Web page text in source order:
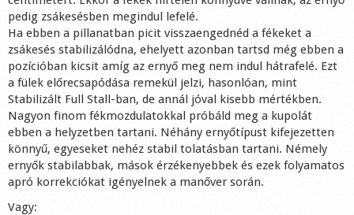
pedig zsákesésben megindul lefelé.
Ha ebben a pillanatban picit visszaengednéd a fékeket a
zsákesés stabilizálódna, ehelyett azonban tartsd még ebben a
pozícióban kicsit amíg az ernyő meg nem indul hátrafelé. Ezt
a fülek előrecsapódása remekül jelzi, hasonlóan, mint
Stabilizált Full Stall-ban, de annál jóval kisebb mértékben.
Nagyon finom fékmozdulatokkal próbáld meg a kupolát
ebben a helyzetben tartani. Néhány ernyőtípust kifejezetten
könnyű, egyeseket nehéz stabil tolatásban tartani. Némely
ernyők stabilabbak, mások érzékenyebbek és ezek folyamatos
apró korrekciókat igényelnek a manőver során.
Vagy: